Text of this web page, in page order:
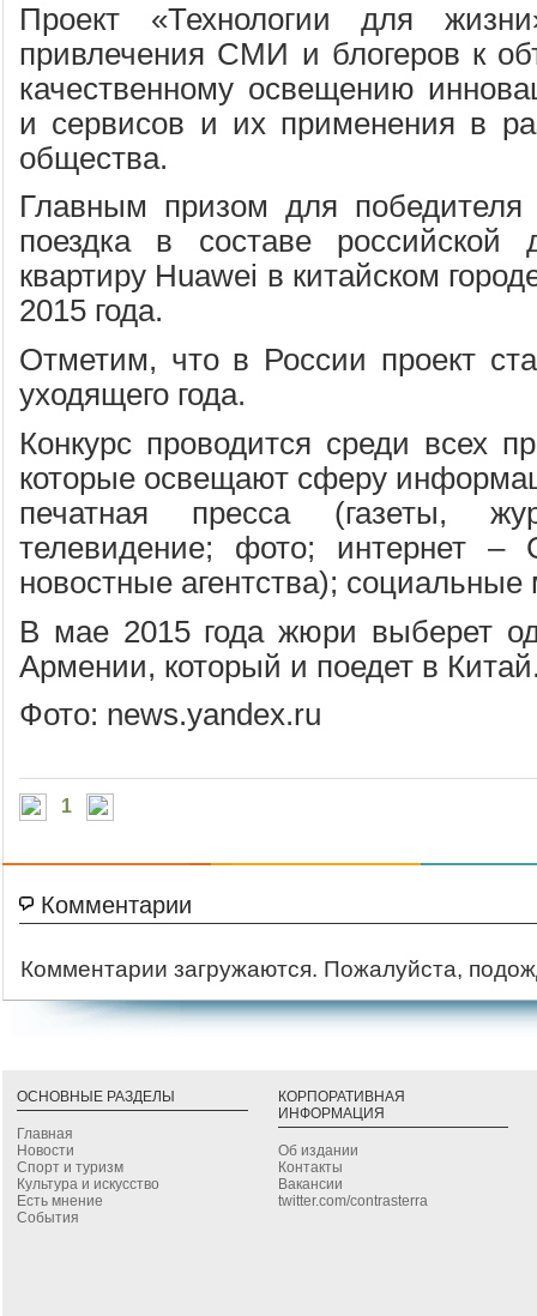
Проект «Технологии для
привлечения СМИ и блогеров к
качественному освещению
и сервисов и их применения в
общества.
Главным призом для
поездка в составе российской
квартиру Huawei в китайском
2015 года.
Отметим, что в России проект
уходящего года.
Конкурс проводится среди всех
которые освещают сферу
печатная пресса (газеты,
телевидение; фото; интернет
новостные агентства);
В мае 2015 года жюри выберет
Армении, который и поедет в
Фото: news.yandex.ru
1
Комментарии
Комментарии загружаются. Пожалуйста,
ОСНОВНЫЕ РАЗДЕЛЫ
Главная
Новости
Спорт и туризм
Культура и искусство
Есть мнение
События
КОРПОРАТИВНАЯ
ИНФОРМАЦИЯ
Об издании
Контакты
Вакансии
twitter.com/contrasterra